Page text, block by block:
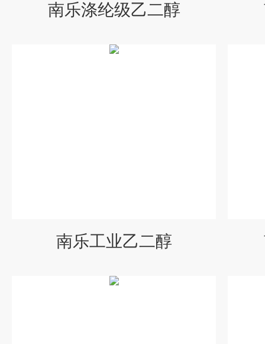
南乐涤纶级乙二醇
南乐工业乙二醇